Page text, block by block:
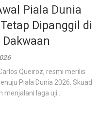
Piala Dunia
Dipanggil di
Queiroz, resmi merilis
Piala Dunia 2026. Skuad
laga uji...